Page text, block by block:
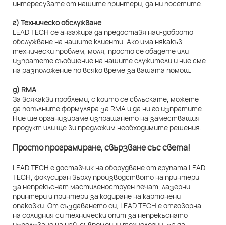
интересувате от нашите принтери, да ни посетите.
г) Техническо обслужване
LEAD TECH се ангажира да предоставя най-доброто
обслужване на нашите клиенти. Ако има някакъв
технически проблем, моля, просто се обадете или
изпратете съобщение на нашите служители и ние сме
на разположение по всяко време за вашата помощ.
д) RMA
За всякакви проблеми, с които се сблъскате, можете
да попълните формуляра за RMA и да ни го изпратите.
Ние ще организираме изпращането на заместващия
продукт или ще ви предложим необходимите решения.
Просто програмиране, свързване със света!
LEAD TECH е доставчик на оборудване от групата LEAD
TECH, фокусиран върху производството на принтери
за непрекъснат мастиленоструен печат, лазерни
принтери и принтери за кодиране на картонени
опаковки. От създаването си, LEAD TECH е отговорна
на солидния си технически опит за непрекъснато